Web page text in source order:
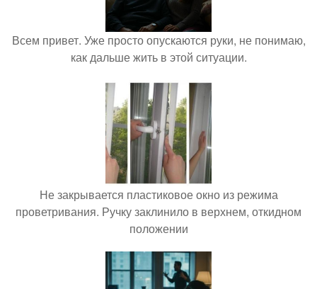
Всем привет. Уже просто опускаются руки, не понимаю,
как дальше жить в этой ситуации.
Не закрывается пластиковое окно из режима
проветривания. Ручку заклинило в верхнем, откидном
положении